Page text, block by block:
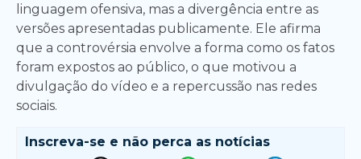
linguagem ofensiva, mas a divergência entre as
versões apresentadas publicamente. Ele afirma
que a controvérsia envolve a forma como os fatos
foram expostos ao público, o que motivou a
divulgação do vídeo e a repercussão nas redes
sociais.
Inscreva-se e não perca as notícias